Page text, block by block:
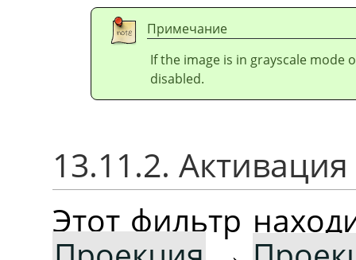
Примечание
If the image is in grayscale mode
disabled.
13.11.2.
Этот фильтр